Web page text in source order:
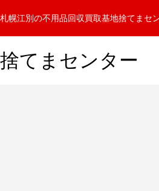
札幌江別の不用品回収買取基地捨てまセ
捨てまセンター